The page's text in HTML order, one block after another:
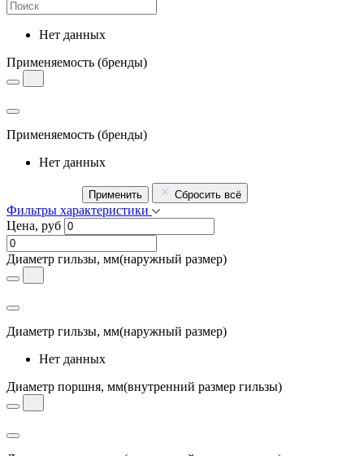
Нет данных
Применяемость (бренды)
Применяемость (бренды)
Нет данных
Применить Сбросить всё
Фильтры характеристики
Цена, руб
Диаметр гильзы, мм(наружный размер)
Диаметр гильзы, мм(наружный размер)
Нет данных
Диаметр поршня, мм(внутренний размер гильзы)